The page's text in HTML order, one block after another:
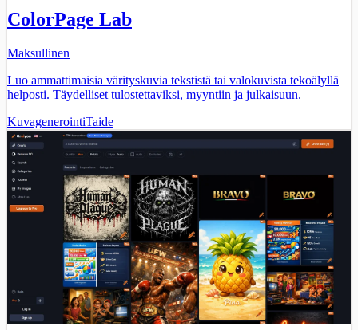
ColorPage Lab
Maksullinen
Luo ammattimaisia värityskuvia tekstistä tai valokuvista tekoälyllä
helposti. Täydelliset tulostettaviksi, myyntiin ja julkaisuun.
KuvagenerointiTaide